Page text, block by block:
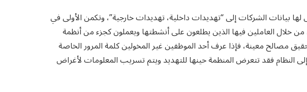
بيانات الشركات إلى “تهديدات داخلية، تهديدات خارجية”، وتكمن الأولى في
خلال العاملين فيها الذين يطلعون على أنشطتها ويعملون كجزء من أنظمة
مصالح معينة، فإذا عرف أحد الموظفين غير المخولين كلمة المرور الخاصة
النظام فقد تتعرض المنظمة حينها للتهديد ويتم تسريب المعلومات لأغراض